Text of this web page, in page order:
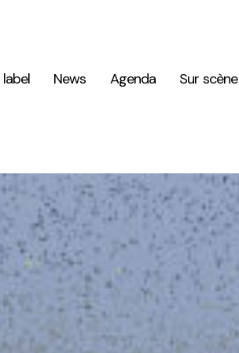
label
News Agenda Sur scène